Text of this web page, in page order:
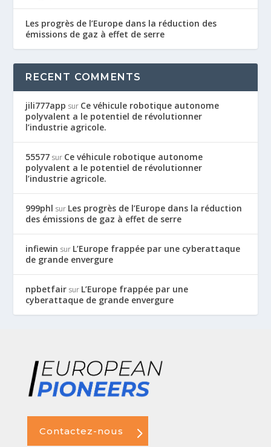
Les progrès de l’Europe dans la réduction des
émissions de gaz à effet de serre
RECENT COMMENTS
jili777app sur Ce véhicule robotique autonome
polyvalent a le potentiel de révolutionner
l’industrie agricole.
55577 sur Ce véhicule robotique autonome
polyvalent a le potentiel de révolutionner
l’industrie agricole.
999phl sur Les progrès de l’Europe dans la réduction
des émissions de gaz à effet de serre
infiewin sur L’Europe frappée par une cyberattaque
de grande envergure
npbetfair sur L’Europe frappée par une
cyberattaque de grande envergure
Contactez-nous